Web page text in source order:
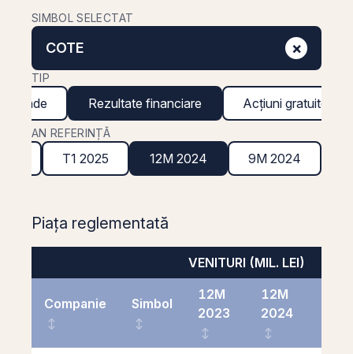
SIMBOL SELECTAT
COTE ×
TIP
Rezultate financiare Acțiuni gratuite
AN REFERINȚĂ
T1 2025 12M 2024 9M 2024
Piața reglementată
VENITURI (MIL. LEI)
Companie Simbol
12M
2023
12M
2024